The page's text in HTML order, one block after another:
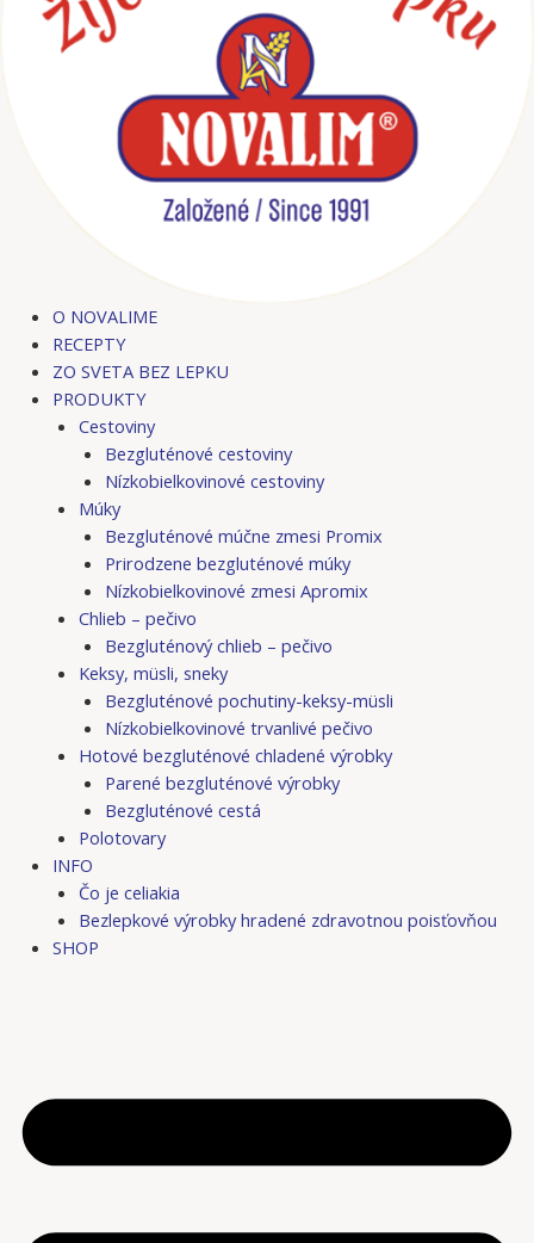
O NOVALIME
RECEPTY
ZO SVETA BEZ LEPKU
PRODUKTY
Cestoviny
Bezgluténové cestoviny
Nízkobielkovinové cestoviny
Múky
Bezgluténové múčne zmesi Promix
Prirodzene bezgluténové múky
Nízkobielkovinové zmesi Apromix
Chlieb – pečivo
Bezgluténový chlieb – pečivo
Keksy, müsli, sneky
Bezgluténové pochutiny-keksy-müsli
Nízkobielkovinové trvanlivé pečivo
Hotové bezgluténové chladené výrobky
Parené bezgluténové výrobky
Bezgluténové cestá
Polotovary
INFO
Čo je celiakia
Bezlepkové výrobky hradené zdravotnou poisťovňou
SHOP